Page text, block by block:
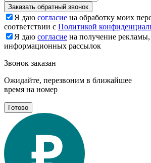
Заказать обратный звонок
Я даю согласие на обработку моих
соответствии с Политикой
Я даю согласие на получение рекламы,
информационных рассылок
Звонок заказан
Ожидайте, перезвоним в ближайшее
время на номер
Готово